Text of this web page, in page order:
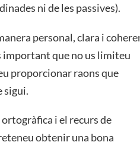
ni de les passives).
personal, clara i
important que no us limiteu
proporcionar raons que
sigui.
i el recurs de
obtenir una bona